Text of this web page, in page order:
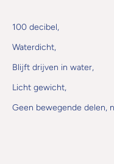
100 decibel,
Waterdicht,
Blijft drijven in water,
Licht gewicht,
Geen bewegende delen,